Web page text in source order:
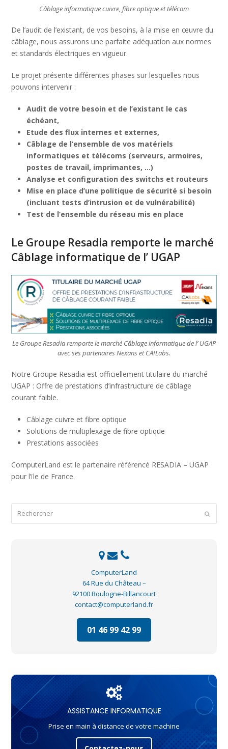
Câblage informatique cuivre, fibre optique et télécom
De l’audit de l’existant, de vos besoins, à la mise en œuvre du
câblage, nous assurons une parfaite adéquation aux normes
et standards électriques en vigueur.
Le projet présente différentes phases sur lesquelles nous
pouvons intervenir :
Audit de votre besoin et de l’existant le cas
échéant,
Etude des flux internes et externes,
Câblage de l’ensemble de vos matériels
informatiques et télécoms (serveurs, armoires,
postes de travail, imprimantes, …)
Analyse et configuration des switchs et routeurs
Mise en place d’une politique de sécurité si besoin
(incluant tests d’intrusion et de vulnérabilité)
Test de l’ensemble du réseau mis en place
Le Groupe Resadia remporte le marché
Câblage informatique de l’ UGAP
Le Groupe Resadia remporte le marché Câblage informatique de l’ UGAP
avec ses partenaires Nexans et CAILabs.
Notre Groupe Resadia est officiellement titulaire du marché
UGAP : Offre de prestations d’infrastructure de câblage
courant faible.
Câblage cuivre et fibre optique
Solutions de multiplexage de fibre optique
Prestations associées
ComputerLand est le partenaire référencé RESADIA – UGAP
pour l’ïle de France.
ComputerLand
64 Rue du Château –
92100 Boulogne-Billancourt
contact@computerland.fr
01 46 99 42 99
ASSISTANCE INFORMATIQUE
Prise en main à distance de votre machine